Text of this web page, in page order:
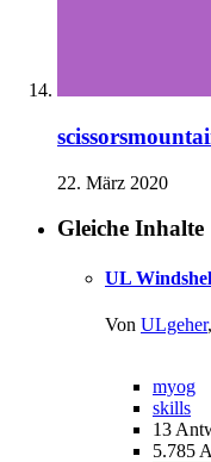
22. März 2020
Gleiche Inhalte
UL
Von ULgeher,
myog
skills
13
5.785